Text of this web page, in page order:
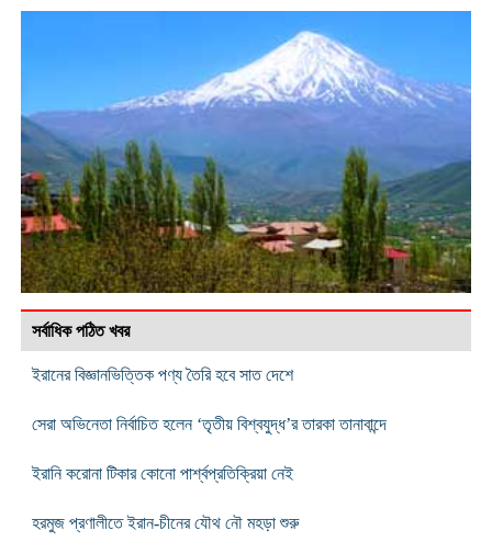
সর্বাধিক পঠিত খবর
ইরানের বিজ্ঞানভিত্তিক পণ্য তৈরি হবে সাত দেশে
সেরা অভিনেতা নির্বাচিত হলেন ‘তৃতীয় বিশ্বযুদ্ধ’র তারকা তানাবান্দে
ইরানি করোনা টিকার কোনো পার্শ্বপ্রতিক্রিয়া নেই
হরমুজ প্রণালীতে ইরান-চীনের যৌথ নৌ মহড়া শুরু